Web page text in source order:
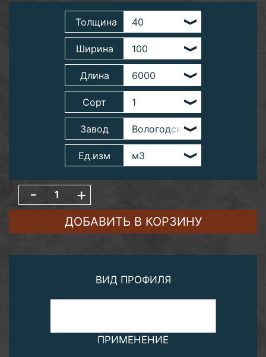
Толщина
Ширина
Длина
Сорт
Завод
Ед.изм
- +
ДОБАВИТЬ В КОРЗИНУ
ВИД ПРОФИЛЯ
ПРИМЕНЕНИЕ